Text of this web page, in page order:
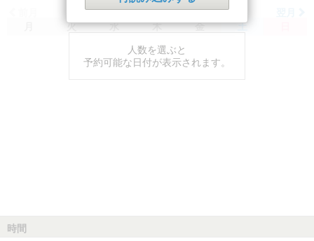
火 水 木 金 土
人数を選ぶと
予約可能な日付が表示されます。
時間